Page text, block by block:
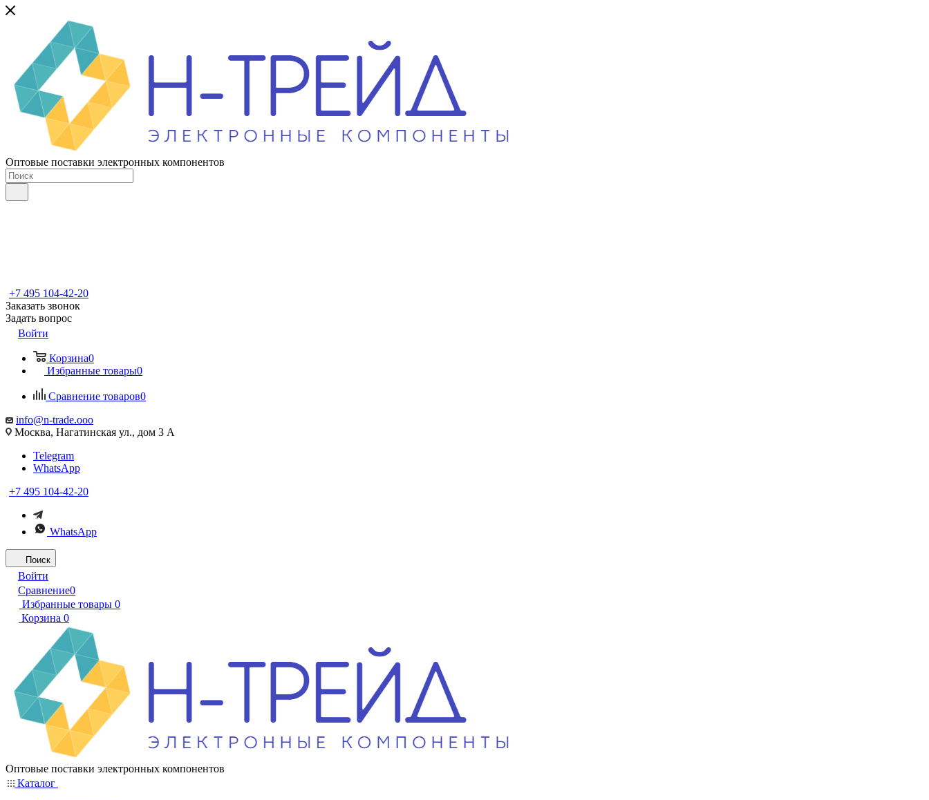
Оптовые поставки электронных компонентов
+7 495 104-42-20
Заказать звонок
Задать вопрос
Войти
Корзина0
Избранные товары0
Сравнение товаров0
info@n-trade.ooo
Москва, Нагатинская ул., дом 3 А
Telegram
WhatsApp
+7 495 104-42-20
WhatsApp
Поиск
Войти
Сравнение0
Избранные товары 0
Корзина 0
Оптовые поставки электронных компонентов
Каталог